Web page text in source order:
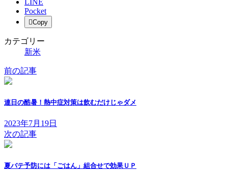
Pocket
Copy
カテゴリー
新米
前の記事
連日の酷暑！熱中症対策は飲むだけじゃダメ
2023年7月19日
次の記事
夏バテ予防には「ごはん」組合せで効果ＵＰ